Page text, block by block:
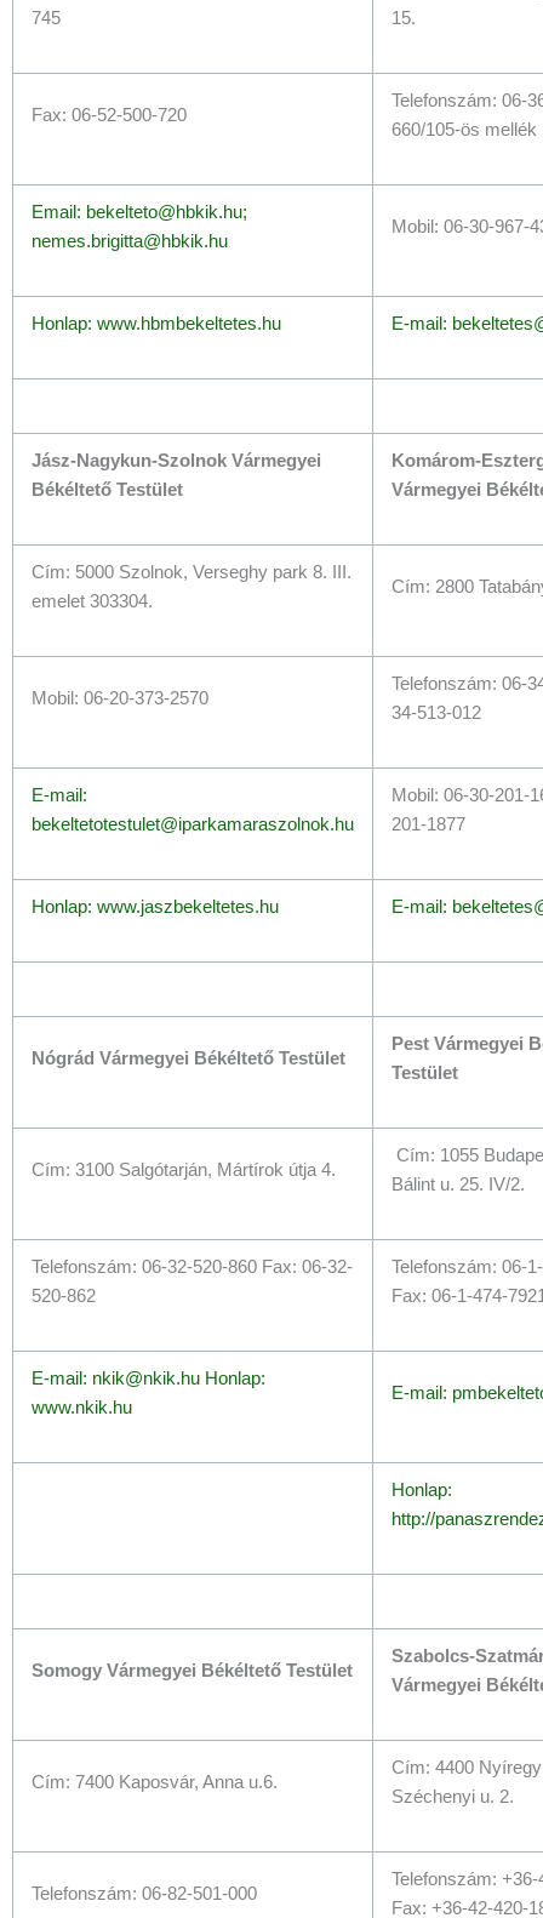
745
15.
Fax: 06-52-500-720
Telefonszám: 06-
660/105-ös mellék
Email: bekelteto@hbkik.hu;
nemes.brigitta@hbkik.hu
Mobil: 06-30-967-
Honlap: www.hbmbekeltetes.hu E-mail:
Jász-Nagykun-Szolnok Vármegyei
Békéltető Testület
Komárom-
Vármegyei
Cím: 5000 Szolnok, Verseghy park 8. III.
emelet 303304.
Cím: 2800
Mobil: 06-20-373-2570
Telefonszám: 06-
34-513-012
E-mail:
bekeltetotestulet@iparkamaraszolnok.hu
Mobil: 06-30-201-
201-1877
Honlap: www.jaszbekeltetes.hu E-mail:
Nógrád Vármegyei Békéltető Testület
Pest Vármegyei
Testület
Cím: 3100 Salgótarján, Mártírok útja 4.
Cím: 1055
Bálint u. 25. IV/2.
Telefonszám: 06-32-520-860 Fax: 06-32-
520-862
Telefonszám: 06-
Fax: 06-1-474-
E-mail: nkik@nkik.hu Honlap:
www.nkik.hu
E-mail:
Honlap:
http://
Somogy Vármegyei Békéltető Testület
Szabolcs-
Vármegyei
Cím: 7400 Kaposvár, Anna u.6.
Cím: 4400
Széchenyi u. 2.
Telefonszám: 06-82-501-000
Telefonszám: +36-
Fax: +36-42-420-